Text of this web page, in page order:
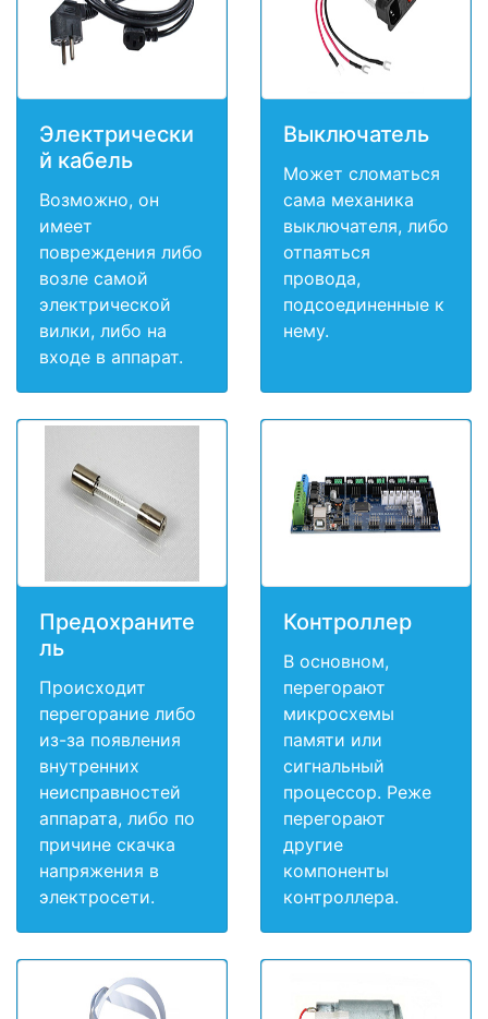
Электрически
й кабель
Возможно, он
имеет
повреждения либо
возле самой
электрической
вилки, либо на
входе в аппарат.
Выключатель
Может сломаться
сама механика
выключателя, либо
отпаяться
провода,
подсоединенные к
нему.
Предохраните
ль
Происходит
перегорание либо
из-за появления
внутренних
неисправностей
аппарата, либо по
причине скачка
напряжения в
электросети.
Контроллер
В основном,
перегорают
микросхемы
памяти или
сигнальный
процессор. Реже
перегорают
другие
компоненты
контроллера.